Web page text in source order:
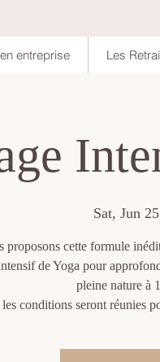
entreprise Les
Sat, Jun 25
proposons cette formule
de Yoga pour
pleine nature à
les conditions seront réunies